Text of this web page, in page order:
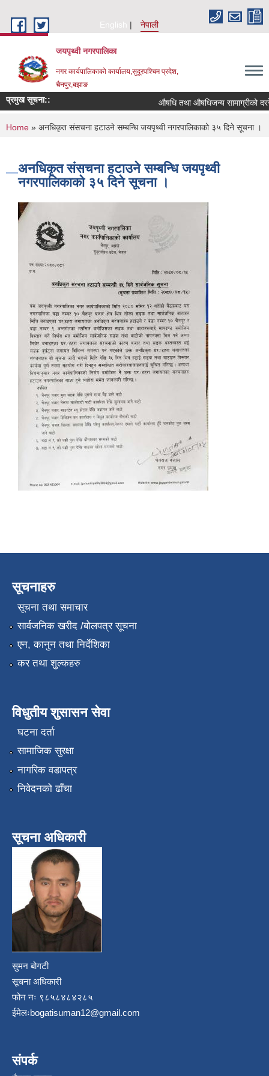
English
नेपाली
जयपृथ्वी नगरपालिका
नगर कार्यपालिकाको कार्यालय,सुदूरपश्चिम प्रदेश,
चैनपुर,बझाङ
प्रमुख सूचना:: औषधि तथा औषधिजन्य सामाग्रीको
You are here
Home » अनधिकृत संसचना हटाउने सम्बन्धि जयपृथ्वी नगरपालिकाको ३५ दिने सूचना ।
अनधिकृत संसचना हटाउने सम्बन्धि जयपृथ्वी
नगरपालिकाको ३५ दिने सूचना ।
सूचनाहरु
सूचना तथा समाचार
सार्वजनिक खरीद /बोलपत्र सूचना
एन, कानुन तथा निर्देशिका
कर तथा शुल्कहरु
विधुतीय शुसासन सेवा
घटना दर्ता
सामाजिक सुरक्षा
नागरिक वडापत्र
निवेदनको ढाँचा
सूचना अधिकारी
सुमन बोगटी
सूचना अधिकारी
फोन नः ९८५८४८४२८५
ईमेलःbogatisuman12@gmail.com
संपर्क